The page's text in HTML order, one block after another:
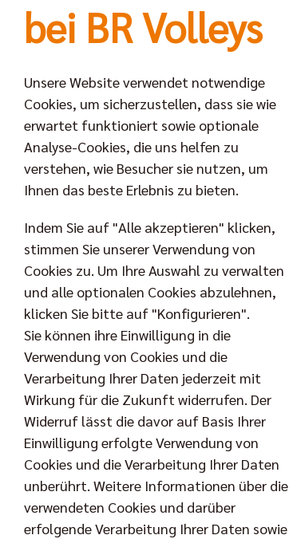
Fotos: Anton Höfel
bei BR Volleys
Unsere Website verwendet notwendige
Cookies, um sicherzustellen, dass sie wie
erwartet funktioniert sowie optionale
Analyse-Cookies, die uns helfen zu
verstehen, wie Besucher sie nutzen, um
Ihnen das beste Erlebnis zu bieten.
Indem Sie auf "Alle akzeptieren" klicken,
stimmen Sie unserer Verwendung von
Cookies zu. Um Ihre Auswahl zu verwalten
und alle optionalen Cookies abzulehnen,
klicken Sie bitte auf "Konfigurieren".
Sie können ihre Einwilligung in die
Verwendung von Cookies und die
Verarbeitung Ihrer Daten jederzeit mit
Wirkung für die Zukunft widerrufen. Der
Widerruf lässt die davor auf Basis Ihrer
Einwilligung erfolgte Verwendung von
Cookies und die Verarbeitung Ihrer Daten
unberührt. Weitere Informationen über die
verwendeten Cookies und darüber
erfolgende Verarbeitung Ihrer Daten sowie